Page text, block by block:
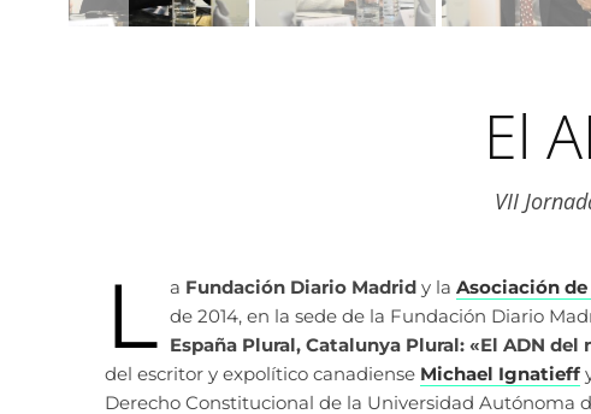
El
VII
L a Fundación Diario Madrid y la Asociación
de 2014, en la sede de la Fundación Diario
España Plural, Catalunya Plural: «El ADN del
del escritor y expolítico canadiense Michael Ignatieff
Derecho Constitucional de la Universidad Autónoma